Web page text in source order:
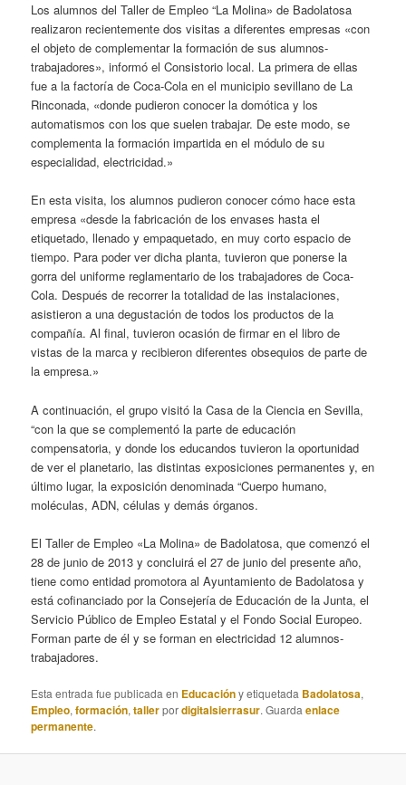
Los alumnos del Taller de Empleo “La Molina» de Badolatosa
realizaron recientemente dos visitas a diferentes empresas «con
el objeto de complementar la formación de sus alumnos-
trabajadores», informó el Consistorio local. La primera de ellas
fue a la factoría de Coca-Cola en el municipio sevillano de La
Rinconada, «donde pudieron conocer la domótica y los
automatismos con los que suelen trabajar. De este modo, se
complementa la formación impartida en el módulo de su
especialidad, electricidad.»
En esta visita, los alumnos pudieron conocer cómo hace esta
empresa «desde la fabricación de los envases hasta el
etiquetado, llenado y empaquetado, en muy corto espacio de
tiempo. Para poder ver dicha planta, tuvieron que ponerse la
gorra del uniforme reglamentario de los trabajadores de Coca-
Cola. Después de recorrer la totalidad de las instalaciones,
asistieron a una degustación de todos los productos de la
compañía. Al final, tuvieron ocasión de firmar en el libro de
vistas de la marca y recibieron diferentes obsequios de parte de
la empresa.»
A continuación, el grupo visitó la Casa de la Ciencia en Sevilla,
“con la que se complementó la parte de educación
compensatoria, y donde los educandos tuvieron la oportunidad
de ver el planetario, las distintas exposiciones permanentes y, en
último lugar, la exposición denominada “Cuerpo humano,
moléculas, ADN, células y demás órganos.
El Taller de Empleo «La Molina» de Badolatosa, que comenzó el
28 de junio de 2013 y concluirá el 27 de junio del presente año,
tiene como entidad promotora al Ayuntamiento de Badolatosa y
está cofinanciado por la Consejería de Educación de la Junta, el
Servicio Público de Empleo Estatal y el Fondo Social Europeo.
Forman parte de él y se forman en electricidad 12 alumnos-
trabajadores.
Esta entrada fue publicada en Educacióny etiquetada Badolatosa,
Empleo,formación,tallerpordigitalsierrasur. Guardaenlace
permanente.